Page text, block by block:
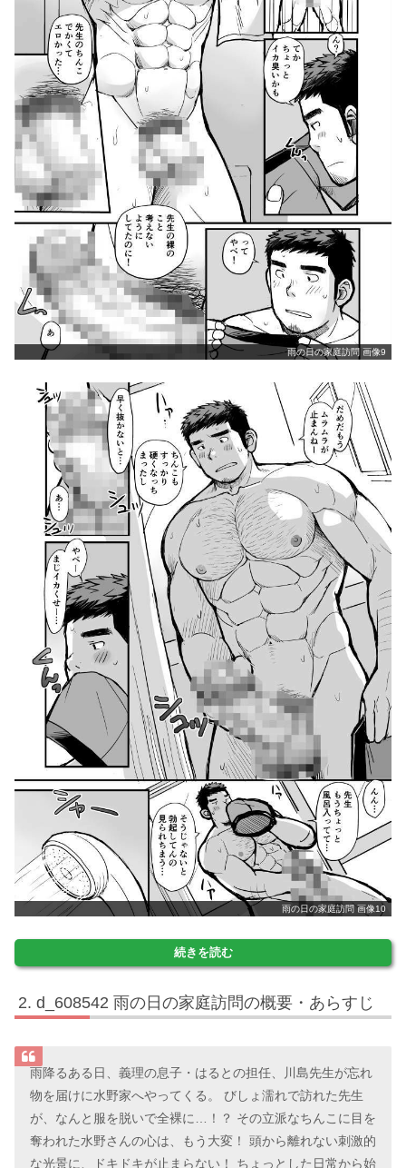
雨の日の家庭訪問 画像9
雨の日の家庭訪問 画像10
続きを読む
d_608542 雨の日の家庭訪問の概要・あらすじ
雨降るある日、義理の息子・はるとの担任、川島先生が忘れ
物を届けに水野家へやってくる。 びしょ濡れで訪れた先生
が、なんと服を脱いで全裸に…！？ その立派なちんこに目を
奪われた水野さんの心は、もう大変！ 頭から離れない刺激的
な光景に、ドキドキが止まらない！ ちょっとした日常から始